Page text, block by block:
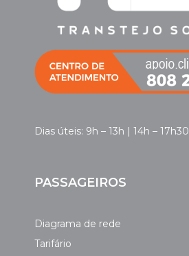
Dias úteis: 9h – 13h | 14h – 17h30
PASSAGEIROS
Diagrama de rede
Tarifário